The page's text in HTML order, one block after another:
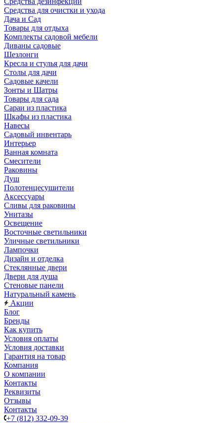
Средства для очистки и ухода
Дача и Сад
Товары для отдыха
Комплекты садовой мебели
Диваны садовые
Шезлонги
Кресла и стулья для дачи
Столы для дачи
Садовые качели
Зонты и Шатры
Товары для сада
Сараи из пластика
Шкафы из пластика
Навесы
Садовый инвентарь
Интерьер
Ванная комната
Смесители
Раковины
Душ
Полотенцесушители
Аксессуары
Сливы для раковины
Унитазы
Освещение
Восточные светильники
Уличные светильники
Лампочки
Дизайн и отделка
Стеклянные двери
Двери для душа
Стеновые панели
Натуральный камень
Акции
Блог
Бренды
Как купить
Условия оплаты
Условия доставки
Гарантия на товар
Компания
О компании
Контакты
Реквизиты
Отзывы
Контакты
+7 (812) 332-09-39